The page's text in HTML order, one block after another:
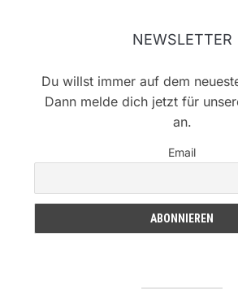
NEWSLETTER
Du willst immer auf dem
Dann melde dich jetzt für
an.
Email